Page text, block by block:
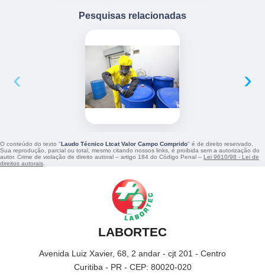
Pesquisas relacionadas
‹ ›
O conteúdo do texto "Laudo Técnico Ltcat Valor Campo Comprido" é de direito reservado.
Sua reprodução, parcial ou total, mesmo citando nossos links, é proibida sem a autorização do
autor. Crime de violação de direito autoral – artigo 184 do Código Penal – Lei 9610/98 - Lei de
direitos autorais.
LABORTEC
Avenida Luiz Xavier, 68, 2 andar - cjt 201 - Centro
Curitiba - PR - CEP: 80020-020